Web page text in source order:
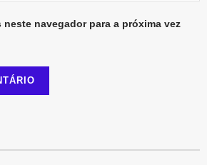
neste navegador para a próxima vez